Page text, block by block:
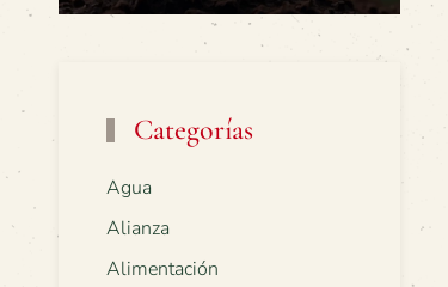
Categorías
Agua
Alianza
Alimentación